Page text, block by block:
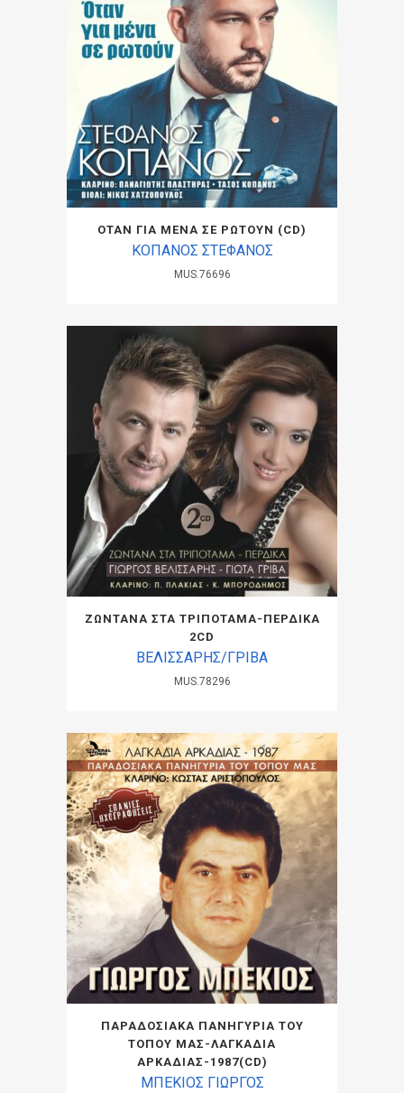
ΟΤΑΝ ΓΙΑ ΜΕΝΑ ΣΕ ΡΩΤΟΥΝ (CD)
ΚΟΠΑΝΟΣ ΣΤΕΦΑΝΟΣ
MUS.76696
ΖΩΝΤΑΝΑ ΣΤΑ ΤΡΙΠΟΤΑΜΑ-ΠΕΡΔΙΚΑ
2CD
ΒΕΛΙΣΣΑΡΗΣ/ΓΡΙΒΑ
MUS.78296
ΠΑΡΑΔΟΣΙΑΚΑ ΠΑΝΗΓΥΡΙΑ ΤΟΥ
ΤΟΠΟΥ ΜΑΣ-ΛΑΓΚΑΔΙΑ
ΑΡΚΑΔΙΑΣ-1987(CD)
ΜΠΕΚΙΟΣ ΓΙΩΡΓΟΣ